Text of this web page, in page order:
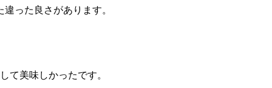
った良さがあります。
て美味しかったです。